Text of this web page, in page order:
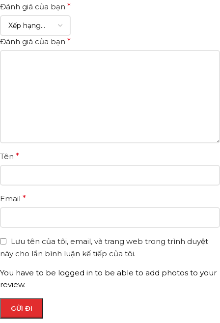
Đánh giá của bạn *
Đánh giá của bạn *
Tên *
Email *
Lưu tên của tôi, email, và trang web trong trình duyệt
này cho lần bình luận kế tiếp của tôi.
You have to be logged in to be able to add photos to your
review.